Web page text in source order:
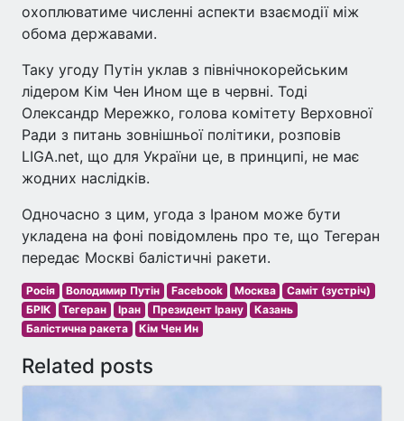
охоплюватиме численні аспекти взаємодії між
обома державами.
Таку угоду Путін уклав з північнокорейським
лідером Кім Чен Ином ще в червні. Тоді
Олександр Мережко, голова комітету Верховної
Ради з питань зовнішньої політики, розповів
LIGA.net, що для України це, в принципі, не має
жодних наслідків.
Одночасно з цим, угода з Іраном може бути
укладена на фоні повідомлень про те, що Тегеран
передає Москві балістичні ракети.
Росія Володимир Путін Facebook Москва
Саміт (зустріч)
БРІК
Тегеран Іран Президент Ірану
Казань
Балістична ракета
Кім Чен Ин
Related posts